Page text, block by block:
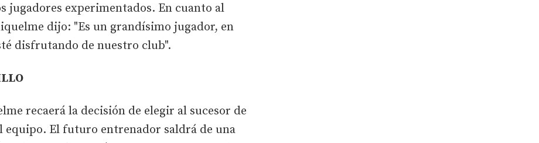
jugadores experimentados. En cuanto al
dijo: "Es un grandísimo jugador, en
disfrutando de nuestro club".
recaerá la decisión de elegir al sucesor de
equipo. El futuro entrenador saldrá de una